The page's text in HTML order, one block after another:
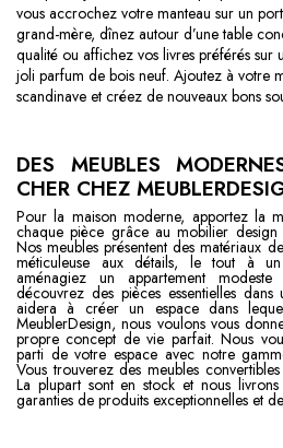
vous accrochez votre manteau sur un
grand-mère, dînez autour d’une table
qualité ou affichez vos livres préférés sur
joli parfum de bois neuf. Ajoutez à votre
scandinave et créez de nouveaux bons
DES MEUBLES
CHER CHEZ
Pour la maison moderne, apportez la
chaque pièce grâce au mobilier
Nos meubles présentent des matériaux
méticuleuse aux détails, le tout à
aménagiez un appartement
découvrez des pièces essentielles
aidera à créer un espace dans
MeublerDesign, nous voulons vous
propre concept de vie parfait. Nous
parti de votre espace avec notre
Vous trouverez des meubles
La plupart sont en stock et nous
garanties de produits exceptionnelles et